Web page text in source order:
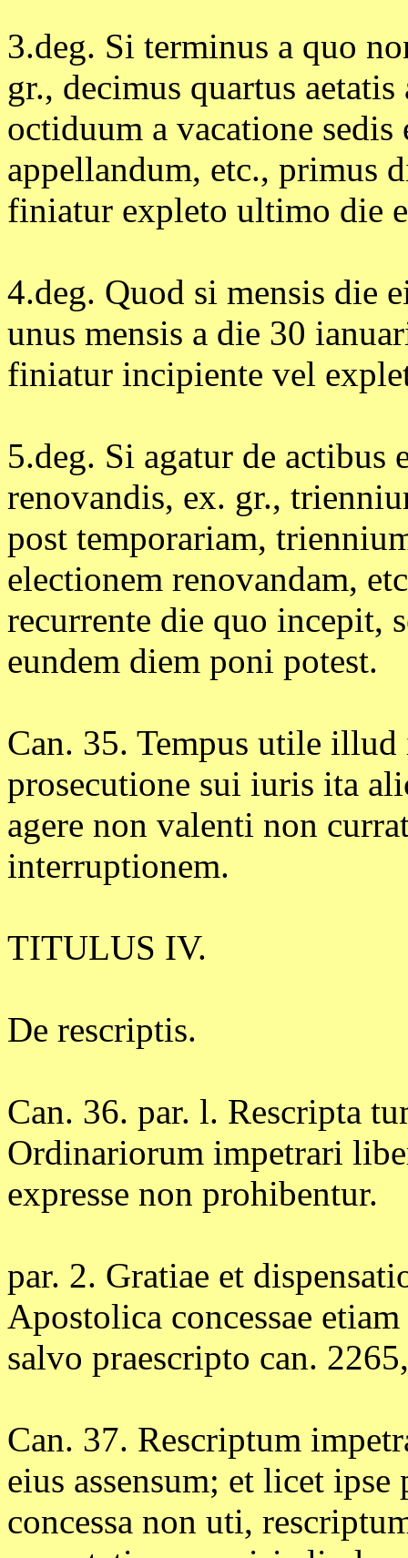
3.deg. Si terminus a quo
gr., decimus quartus
octiduum a vacatione
appellandum, etc., primus
finiatur expleto ultimo die
4.deg. Quod si mensis die
unus mensis a die 30
finiatur incipiente vel
5.deg. Si agatur de actibus
renovandis, ex. gr.,
post temporariam,
electionem renovandam,
recurrente die quo incepit,
eundem diem poni potest.
Can. 35. Tempus utile
prosecutione sui iuris ita
agere non valenti non
interruptionem.
TITULUS IV.
De rescriptis.
Can. 36. par. l. Rescripta
Ordinariorum impetrari
expresse non prohibentur.
par. 2. Gratiae et
Apostolica concessae
salvo praescripto can.
Can. 37. Rescriptum
eius assensum; et licet
concessa non uti,